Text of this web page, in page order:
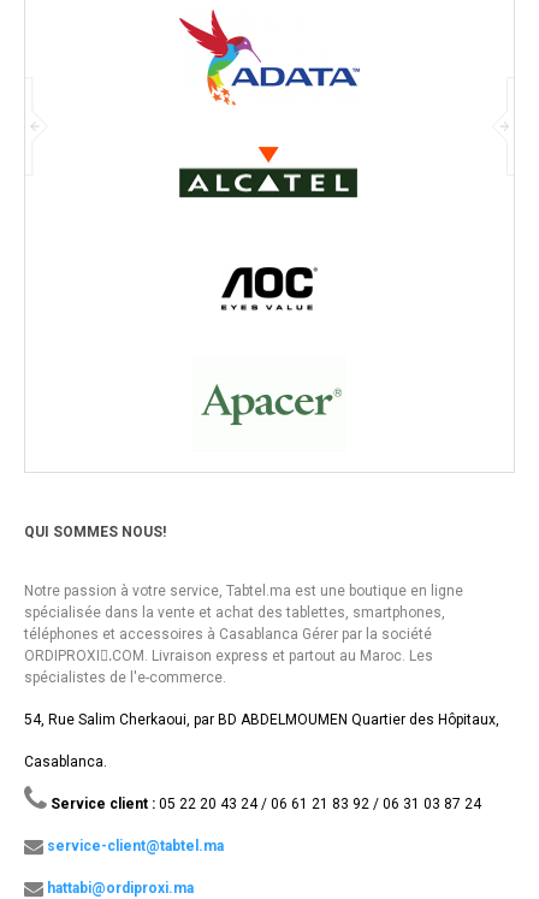
QUI SOMMES NOUS!
Notre passion à votre service, Tabtel.ma est une boutique en ligne
spécialisée dans la vente et achat des tablettes, smartphones,
téléphones et accessoires à Casablanca Gérer par la société
ORDIPROXI.ِCOM. Livraison express et partout au Maroc. Les
spécialistes de l'e-commerce.
54, Rue Salim Cherkaoui, par BD ABDELMOUMEN Quartier des Hôpitaux,
Casablanca.
Service client : 05 22 20 43 24 / 06 61 21 83 92 / 06 31 03 87 24
service-client@tabtel.ma
hattabi@ordiproxi.ma